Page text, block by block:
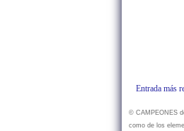
Entrada más
© CAMPEONES
como de los